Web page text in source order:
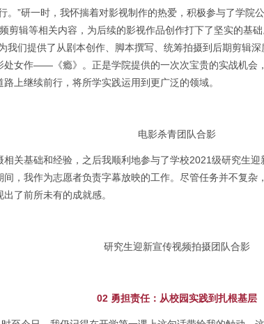
。”研一时，我怀揣着对影视制作的热爱，积极参与了学院
剪辑等相关内容，为后续的影视作品创作打下了坚实的
我们提供了从剧本创作、脚本撰写、统筹拍摄到后期剪辑
处女作——《瘾》。正是学院提供的一次次宝贵的实战机会
上继续前行，将所学实践运用到更广泛的领域。
电影杀青团队合影
关基础和经验，之后我顺利地参与了学校2021级研究生
，我作为志愿者负责字幕放映的工作。尽管任务并不复
了前所未有的成就感。
研究生迎新宣传视频拍摄团队合影
02 勇担责任：从校园实践到扎根基层